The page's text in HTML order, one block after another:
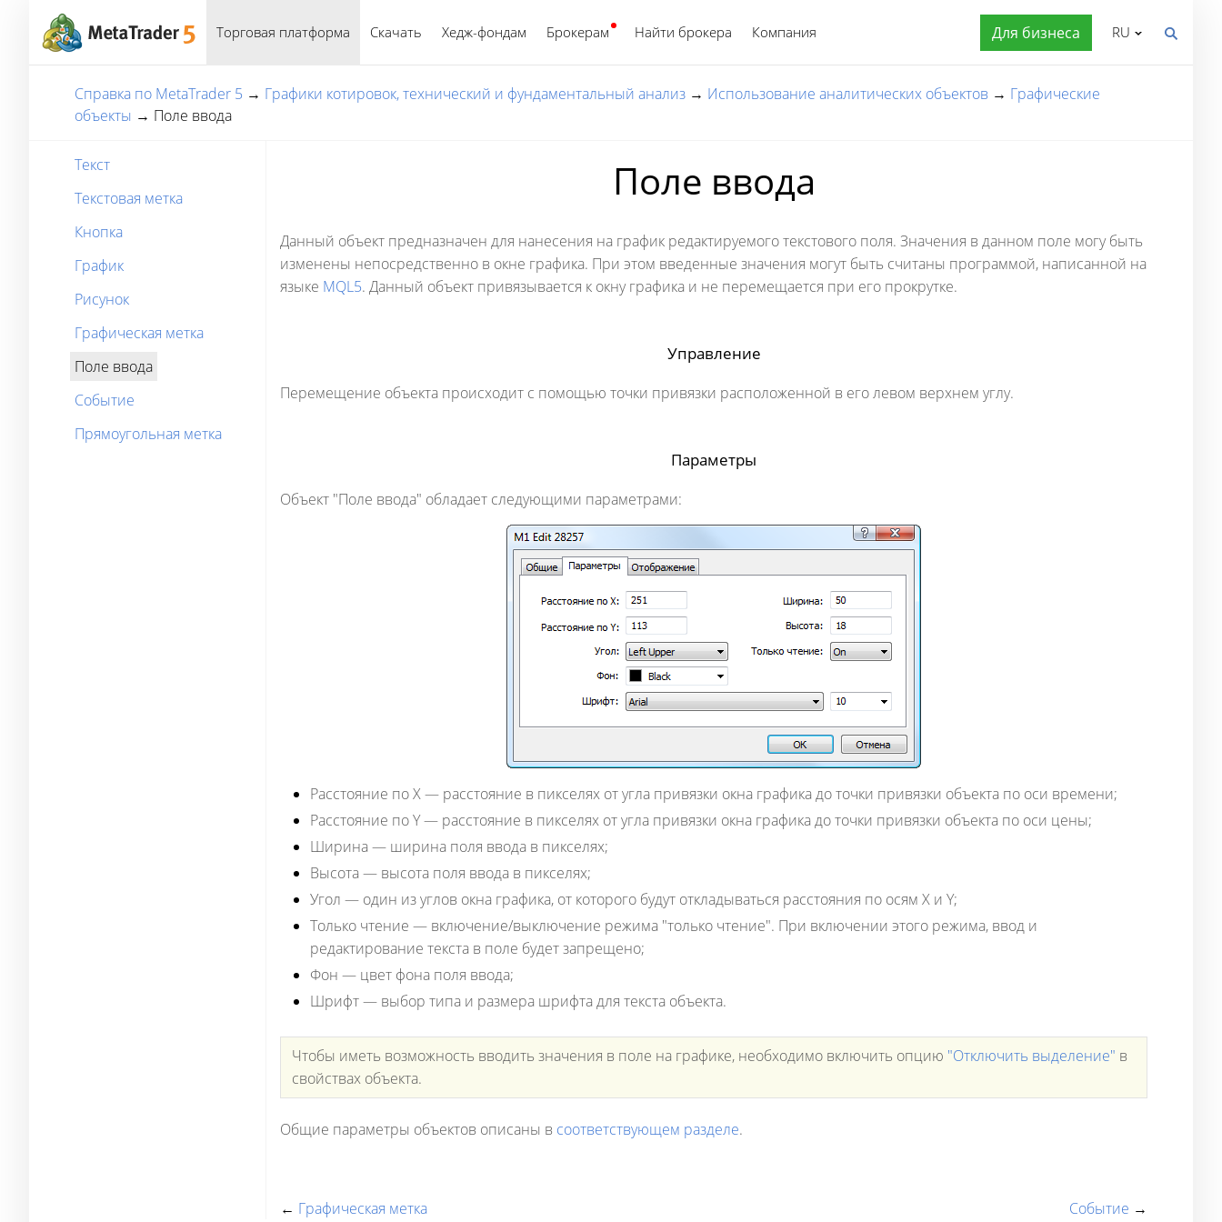
Торговая платформа Скачать Хедж-фондам Брокерам Найти брокера Компания Для бизнеса
Русский RU
Справка по MetaTrader 5 → Графики котировок, технический и фундаментальный анализ → Использование аналитических объектов → Графические
объекты → Поле ввода
Текст
Текстовая метка
Кнопка
График
Рисунок
Графическая метка
Поле ввода
Событие
Прямоугольная метка
Поле ввода
Данный объект предназначен для нанесения на график редактируемого текстового поля. Значения в данном поле могу быть
изменены непосредственно в окне графика. При этом введенные значения могут быть считаны программой, написанной на
языке MQL5. Данный объект привязывается к окну графика и не перемещается при его прокрутке.
Управление
Перемещение объекта происходит с помощью точки привязки расположенной в его левом верхнем углу.
Параметры
Объект "Поле ввода" обладает следующими параметрами:
Расстояние по X— расстояние в пикселях от угла привязки окна графика до точки привязки объекта по оси времени;
Расстояние по Y— расстояние в пикселях от угла привязки окна графика до точки привязки объекта по оси цены;
Ширина— ширина поля ввода в пикселях;
Высота— высота поля ввода в пикселях;
Угол — один из углов окна графика, от которого будут откладываться расстояния по осям X и Y;
Только чтение — включение/выключение режима "только чтение". При включении этого режима, ввод и
редактирование текста в поле будет запрещено;
Фон — цвет фона поля ввода;
Шрифт— выбор типа и размера шрифта для текста объекта.
Чтобы иметь возможность вводить значения в поле на графике, необходимо включить опцию "Отключить выделение" в
свойствах объекта.
Общие параметры объектов описаны в соответствующем разделе.
← Графическая метка Событие →